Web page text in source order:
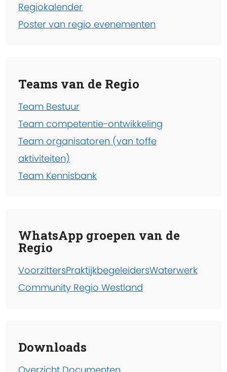
Regiokalender
Poster van regio evenementen
Teams van de Regio
Team Bestuur
Team competentie-ontwikkeling
Team organisatoren (van toffe
aktiviteiten)
Team Kennisbank
WhatsApp groepen van de
Regio
VoorzittersPraktijkbegeleidersWaterwerk
Community Regio Westland
Downloads